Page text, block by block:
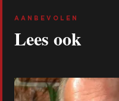
AANBEVOLEN
Lees ook